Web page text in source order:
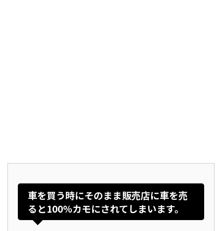
車を買う時にそのまま販売店に車を売
ると100%カモにされてしまいます。